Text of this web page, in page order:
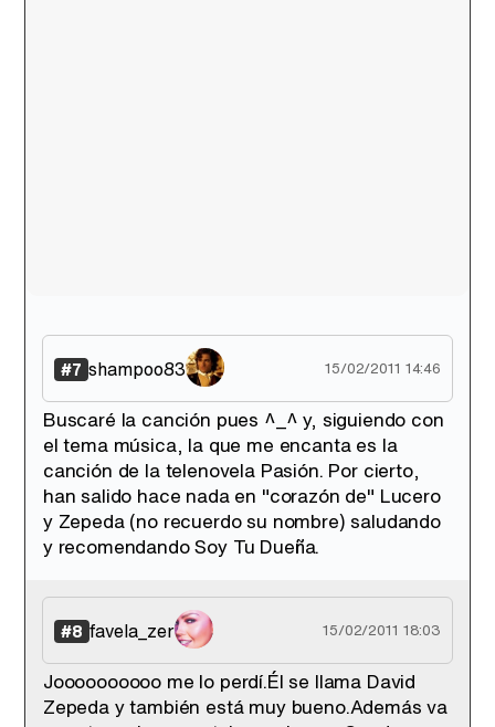
#7 shampoo83 15/02/2011 14:46
Buscaré la canción pues ^_^ y, siguiendo con
el tema música, la que me encanta es la
canción de la telenovela Pasión. Por cierto,
han salido hace nada en "corazón de" Lucero
y Zepeda (no recuerdo su nombre) saludando
y recomendando Soy Tu Dueña.
#8 favela_zer 15/02/2011 18:03
Joooooooooo me lo perdí.Él se llama David
Zepeda y también está muy bueno.Además va